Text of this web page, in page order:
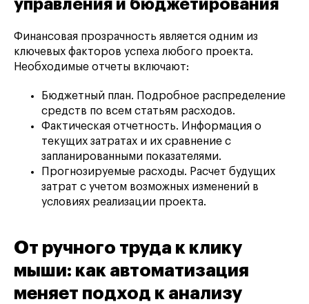
управления и бюджетирования
Финансовая прозрачность является одним из
ключевых факторов успеха любого проекта.
Необходимые отчеты включают:
Бюджетный план. Подробное распределение
средств по всем статьям расходов.
Фактическая отчетность. Информация о
текущих затратах и их сравнение с
запланированными показателями.
Прогнозируемые расходы. Расчет будущих
затрат с учетом возможных изменений в
условиях реализации проекта.
От ручного труда к клику
мыши: как автоматизация
меняет подход к анализу